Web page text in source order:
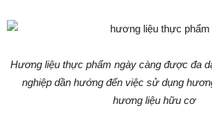
Hương liệu thực phẩm ngày càng được đa
nghiệp dần hướng đến việc sử dụng
hương liệu hữu cơ